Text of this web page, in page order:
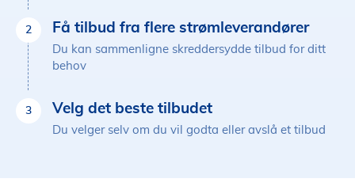
2 Få tilbud fra flere strømleverandører
Du kan sammenligne skreddersydde tilbud for ditt
behov
3 Velg det beste tilbudet
Du velger selv om du vil godta eller avslå et tilbud